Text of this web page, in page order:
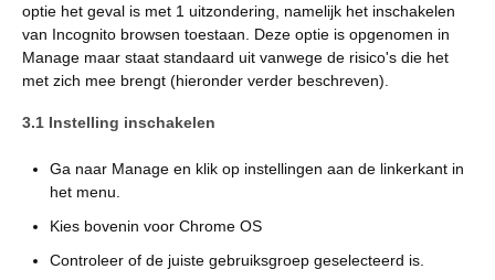
optie het geval is met 1 uitzondering, namelijk het inschakelen
van Incognito browsen toestaan. Deze optie is opgenomen in
Manage maar staat standaard uit vanwege de risico's die het
met zich mee brengt (hieronder verder beschreven).
3.1 Instelling inschakelen
Ga naar Manage en klik op instellingen aan de linkerkant in
het menu.
Kies bovenin voor Chrome OS
Controleer of de juiste gebruiksgroep geselecteerd is.